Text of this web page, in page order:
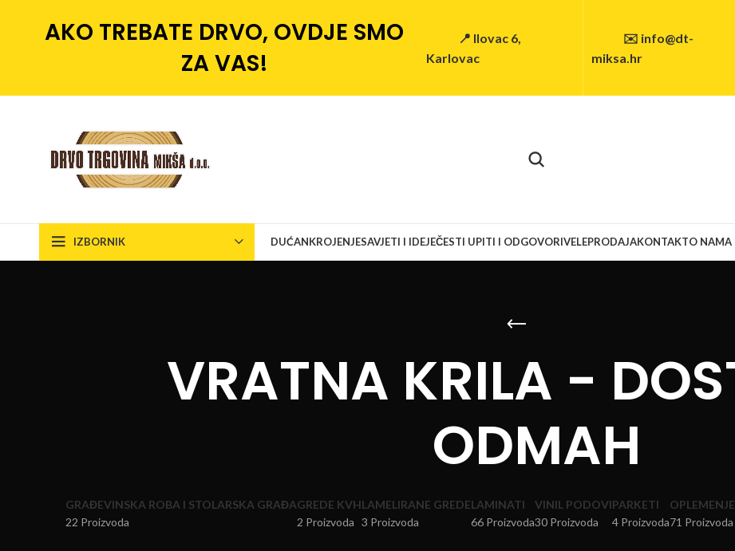
AKO TREBATE DRVO, OVDJE SMO
ZA VAS!
📍 Ilovac 6,
Karlovac
✉️ info@dt-
miksa.hr
IZBORNIK DUĆANKROJENJESAVJETI I IDEJEČESTI UPITI I ODGOVORIVELEPRODAJAKONTAKTO NAMA
VRATNA KRILA -
ODMAH
GRAĐEVINSKA ROBA I STOLARSKA GRAĐA
22 Proizvoda
GREDE KVH
2 Proizvoda
LAMELIRANE GREDE
3 Proizvoda
LAMINATI
66 Proizvoda
VINIL PODOVI
30 Proizvoda
PARKETI
4 Proizvoda71 Proizvoda